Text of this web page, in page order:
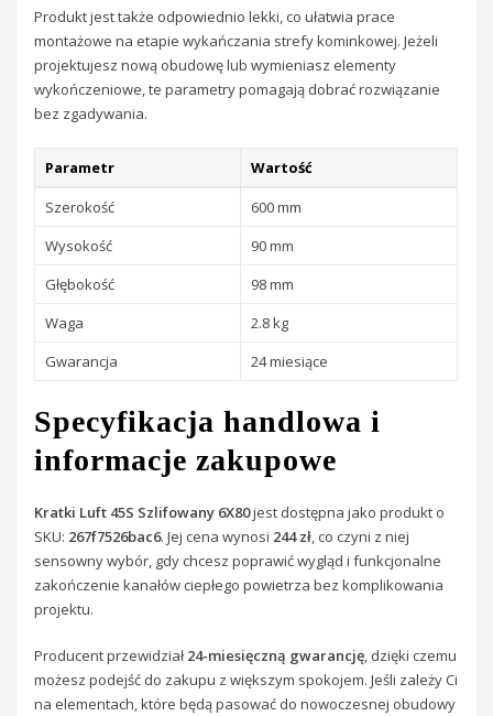
Produkt jest także odpowiednio lekki, co ułatwia prace
montażowe na etapie wykańczania strefy kominkowej. Jeżeli
projektujesz nową obudowę lub wymieniasz elementy
wykończeniowe, te parametry pomagają dobrać rozwiązanie
bez zgadywania.
Parametr
Wartość
Szerokość
600 mm
Wysokość
90 mm
Głębokość
98 mm
Waga
2.8 kg
Gwarancja
24 miesiące
Specyfikacja handlowa i
informacje zakupowe
Kratki Luft 45S Szlifowany 6X80jest dostępna jako produkt o
SKU: 267f7526bac6. Jej cena wynosi 244 zł, co czyni z niej
sensowny wybór, gdy chcesz poprawić wygląd i funkcjonalne
zakończenie kanałów ciepłego powietrza bez komplikowania
projektu.
Producent przewidział24-miesięczną gwarancję, dzięki czemu
możesz podejść do zakupu z większym spokojem. Jeśli zależy Ci
na elementach, które będą pasować do nowoczesnej obudowy